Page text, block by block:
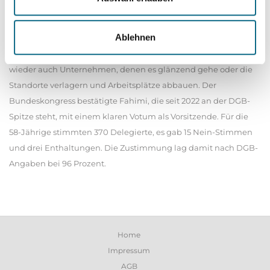
Ablehnen
die extrem hohen Einkommen eben auch stärker in die
Verantwortung zieht.» Sie wandte sich gegen pauschale
Steuersenkungen für die Wirtschaft. Davon profitierten immer
wieder auch Unternehmen, denen es glänzend gehe oder die
Standorte verlagern und Arbeitsplätze abbauen. Der
Bundeskongress bestätigte Fahimi, die seit 2022 an der DGB-
Spitze steht, mit einem klaren Votum als Vorsitzende. Für die
58-Jährige stimmten 370 Delegierte, es gab 15 Nein-Stimmen
und drei Enthaltungen. Die Zustimmung lag damit nach DGB-
Angaben bei 96 Prozent.
Home
Impressum
AGB